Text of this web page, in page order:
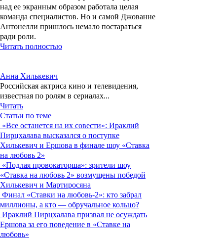
над ее экранным образом работала целая
команда специалистов. Но и самой Джованне
Антонелли пришлось немало постараться
ради роли.
Читать полностью
Анна Хилькевич
Российская актриса кино и телевидения,
известная по ролям в сериалах...
Читать
Статьи по теме
«Все останется на их совести»: Ираклий
Пирцхалава высказался о поступке
Хилькевич и Ершова в финале шоу «Ставка
на любовь 2»
«Подлая провокаторша»: зрители шоу
«Ставка на любовь 2» возмущены победой
Хилькевич и Мартиросяна
Финал «Ставки на любовь-2»: кто забрал
миллионы, а кто — обручальное кольцо?
Ираклий Пирцхалава призвал не осуждать
Ершова за его поведение в «Ставке на
любовь»